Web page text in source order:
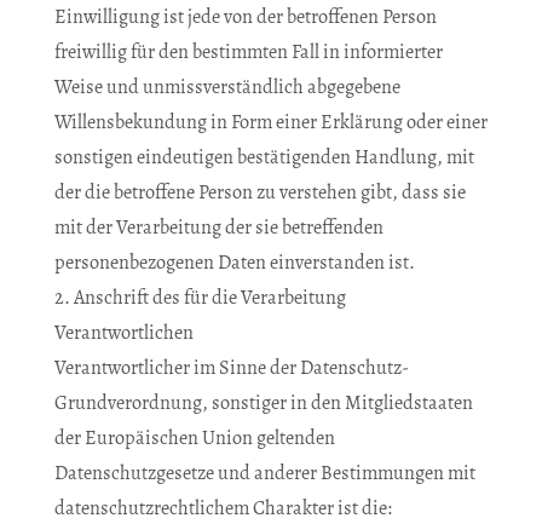
Einwilligung ist jede von der betroffenen Person
freiwillig für den bestimmten Fall in informierter
Weise und unmissverständlich abgegebene
Willensbekundung in Form einer Erklärung oder einer
sonstigen eindeutigen bestätigenden Handlung, mit
der die betroffene Person zu verstehen gibt, dass sie
mit der Verarbeitung der sie betreffenden
personenbezogenen Daten einverstanden ist.
2. Anschrift des für die Verarbeitung
Verantwortlichen
Verantwortlicher im Sinne der Datenschutz-
Grundverordnung, sonstiger in den Mitgliedstaaten
der Europäischen Union geltenden
Datenschutzgesetze und anderer Bestimmungen mit
datenschutzrechtlichem Charakter ist die: